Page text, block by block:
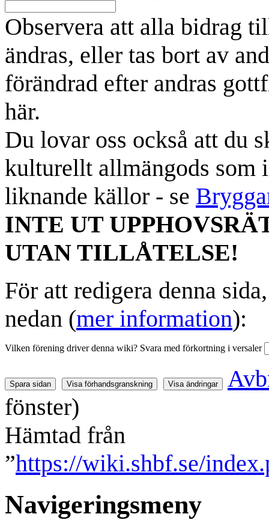
Observera att alla bidrag
ändras, eller tas bort av
förändrad efter andras
här.
Du lovar oss också att du
kulturellt allmängods som
liknande källor - se
INTE UT
UTAN TILLÅTELSE!
För att redigera denna
nedan (mer information):
Vilken förening driver denna wiki? Svara med förkortning i versaler
fönster)
Hämtad från
”https://wiki.shbf.se/
Navigeringsmeny